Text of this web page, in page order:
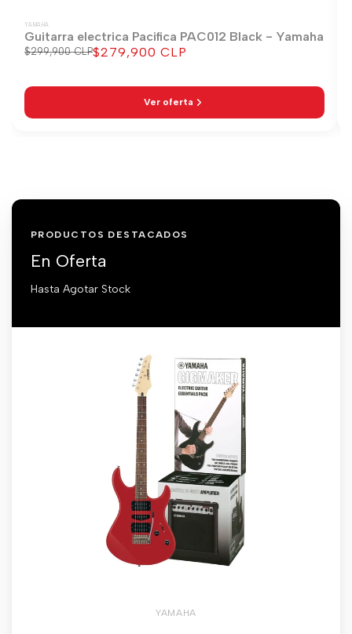
YAMAHA
Guitarra electrica Pacifica PAC012 Black - Yamaha
Precio
$299,900 CLPPrecio
$279,900 CLP
Ver oferta
PRODUCTOS DESTACADOS
En Oferta
Hasta Agotar Stock
YAMAHA